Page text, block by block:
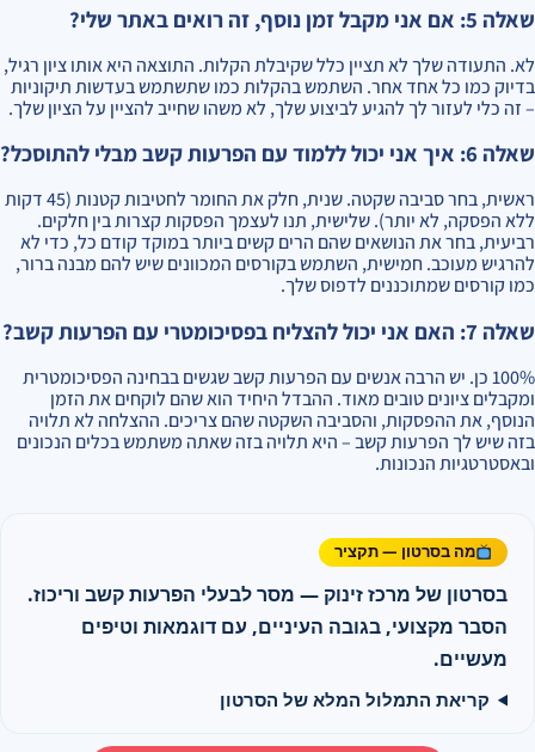
שאלה 5: אם אני מקבל זמן נוסף, זה רואים באתר שלי?
לא. התעודה שלך לא תציין כלל שקיבלת הקלות. התוצאה היא אותו ציון רגיל,
בדיוק כמו כל אחד אחר. השתמש בהקלות כמו שתשתמש בעדשות תיקוניות
– זה כלי לעזור לך להגיע לביצוע שלך, לא משהו שחייב להציין על הציון שלך.
שאלה 6: איך אני יכול ללמוד עם הפרעות קשב מבלי להתוסכל?
ראשית, בחר סביבה שקטה. שנית, חלק את החומר לחטיבות קטנות (45 דקות
ללא הפסקה, לא יותר). שלישית, תנו לעצמך הפסקות קצרות בין חלקים.
רביעית, בחר את הנושאים שהם הרים קשים ביותר במוקד קודם כל, כדי לא
להרגיש מעוכב. חמישית, השתמש בקורסים המכוונים שיש להם מבנה ברור,
כמו קורסים שמתוכננים לדפוס שלך.
שאלה 7: האם אני יכול להצליח בפסיכומטרי עם הפרעות קשב?
100% כן. יש הרבה אנשים עם הפרעות קשב שגשים בבחינה הפסיכומטרית
ומקבלים ציונים טובים מאוד. ההבדל היחיד הוא שהם לוקחים את הזמן
הנוסף, את ההפסקות, והסביבה השקטה שהם צריכים. ההצלחה לא תלויה
בזה שיש לך הפרעות קשב – היא תלויה בזה שאתה משתמש בכלים הנכונים
ובאסטרטגיות הנכונות.
מה בסרטון — תקציר
בסרטון של מרכז זינוק — מסר לבעלי הפרעות קשב וריכוז.
הסבר מקצועי, בגובה העיניים, עם דוגמאות וטיפים
מעשיים.
קריאת התמלול המלא של הסרטון